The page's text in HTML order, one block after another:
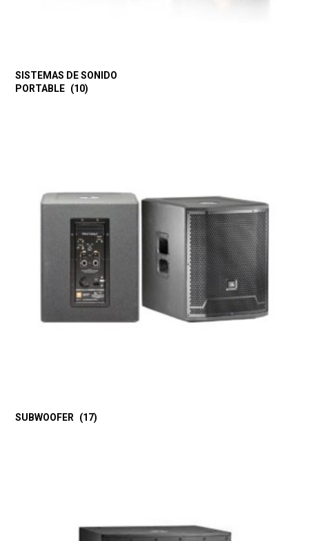
SISTEMAS DE SONIDO
PORTABLE (10)
SUBWOOFER (17)